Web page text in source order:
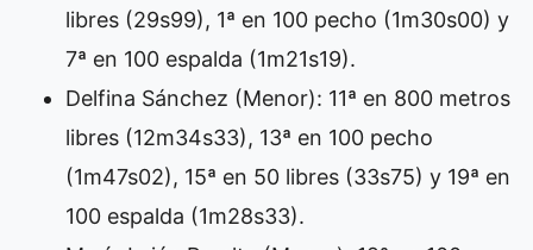
libres (29s99), 1ª en 100 pecho (1m30s00) y
7ª en 100 espalda (1m21s19).
Delfina Sánchez (Menor): 11ª en 800 metros
libres (12m34s33), 13ª en 100 pecho
(1m47s02), 15ª en 50 libres (33s75) y 19ª en
100 espalda (1m28s33).